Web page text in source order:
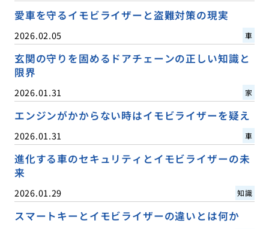
愛車を守るイモビライザーと盗難対策の現実
2026.02.05 車
玄関の守りを固めるドアチェーンの正しい知識と
限界
2026.01.31 家
エンジンがかからない時はイモビライザーを疑え
2026.01.31 車
進化する車のセキュリティとイモビライザーの未
来
2026.01.29 知識
スマートキーとイモビライザーの違いとは何か